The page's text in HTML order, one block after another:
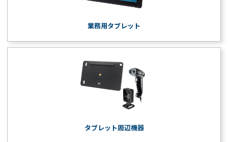
業務用タブレット
タブレット周辺機器